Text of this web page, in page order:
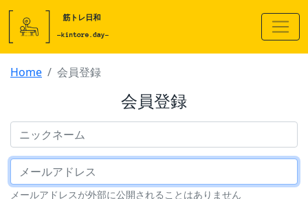
Home 会員登録
会員登録
メールアドレスが外部に公開されることはありません